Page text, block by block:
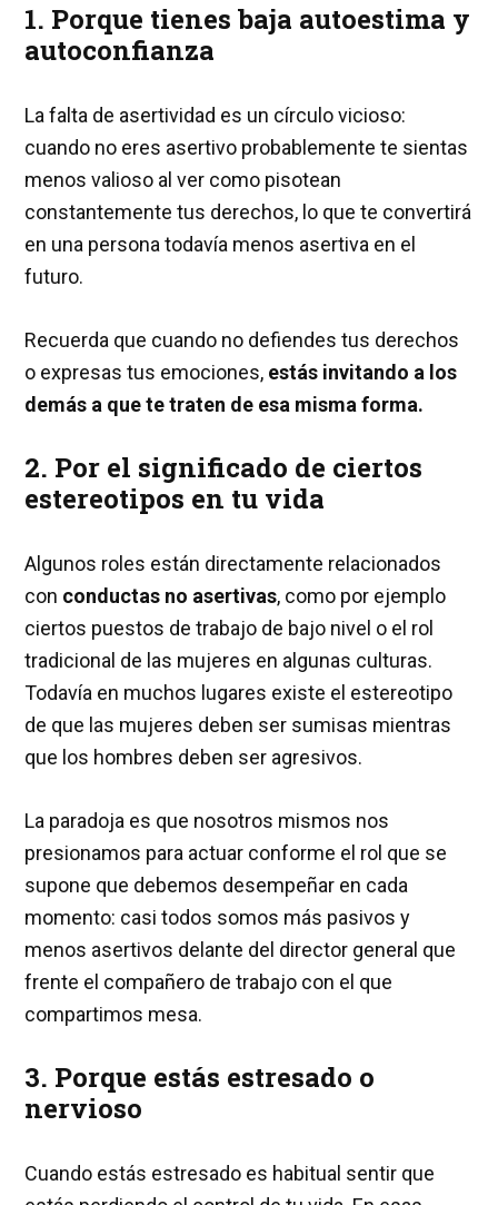
1. Porque tienes baja autoestima y
autoconfianza
La falta de asertividad es un círculo vicioso:
cuando no eres asertivo probablemente te sientas
menos valioso al ver como pisotean
constantemente tus derechos, lo que te convertirá
en una persona todavía menos asertiva en el
futuro.
Recuerda que cuando no defiendes tus derechos
o expresas tus emociones, estás invitando a los
demás a que te traten de esa misma forma.
2. Por el significado de ciertos
estereotipos en tu vida
Algunos roles están directamente relacionados
con conductas no asertivas, como por ejemplo
ciertos puestos de trabajo de bajo nivel o el rol
tradicional de las mujeres en algunas culturas.
Todavía en muchos lugares existe el estereotipo
de que las mujeres deben ser sumisas mientras
que los hombres deben ser agresivos.
La paradoja es que nosotros mismos nos
presionamos para actuar conforme el rol que se
supone que debemos desempeñar en cada
momento: casi todos somos más pasivos y
menos asertivos delante del director general que
frente el compañero de trabajo con el que
compartimos mesa.
3. Porque estás estresado o
nervioso
Cuando estás estresado es habitual sentir que